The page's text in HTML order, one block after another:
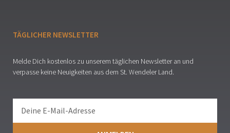
TÄGLICHER NEWSLETTER
Melde Dich kostenlos zu unserem täglichen Newsletter an und
verpasse keine Neuigkeiten aus dem St. Wendeler Land.